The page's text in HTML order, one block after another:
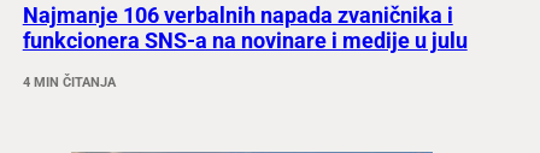
Najmanje 106 verbalnih napada zvaničnika i
funkcionera SNS-a na novinare i medije u julu
4 MIN ČITANJA